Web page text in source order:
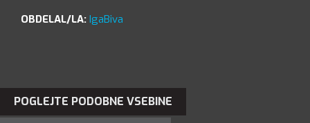
OBDELAL/LA: IgaBiva
POGLEJTE PODOBNE VSEBINE